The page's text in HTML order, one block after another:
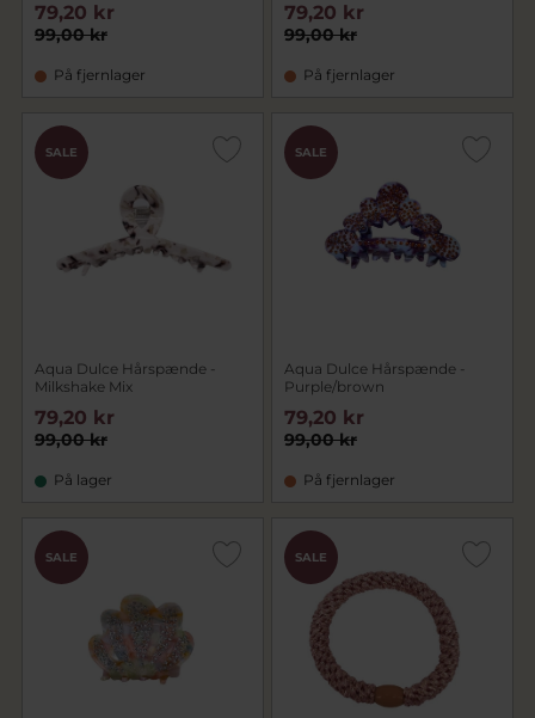
99,00 kr
79,20 kr
På fjernlager
99,00 kr
79,20 kr
På fjernlager
SALE
Aqua Dulce Hårspænde -
Milkshake Mix
99,00 kr
79,20 kr
På lager
SALE
Aqua Dulce Hårspænde -
Purple/brown
99,00 kr
79,20 kr
På fjernlager
SALE SALE